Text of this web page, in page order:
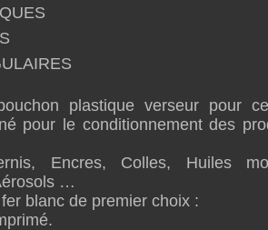
plastique verseur pour
pour le conditionnement des
Encres, Colles, Huiles
…
blanc de premier choix :